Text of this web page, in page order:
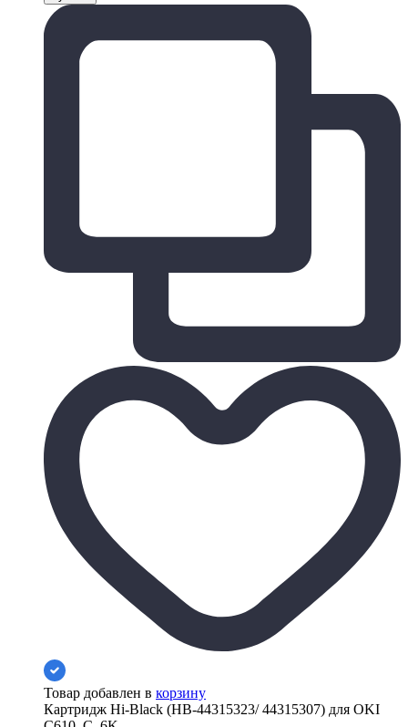
Товар добавлен в корзину
Картридж Hi-Black (HB-44315323/ 44315307) для OKI